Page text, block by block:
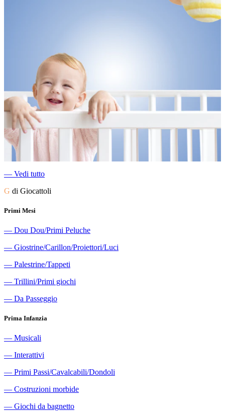
― Vedi tutto
G di Giocattoli
Primi Mesi
― Dou Dou/Primi Peluche
― Giostrine/Carillon/Proiettori/Luci
― Palestrine/Tappeti
― Trillini/Primi giochi
― Da Passeggio
Prima Infanzia
― Musicali
― Interattivi
― Primi Passi/Cavalcabili/Dondoli
― Costruzioni morbide
― Giochi da bagnetto